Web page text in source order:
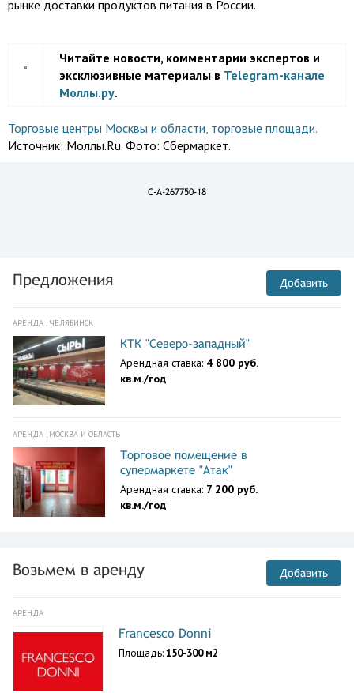
рынке доставки продуктов питания в России.
Читайте новости, комментарии экспертов и
эксклюзивные материалы в Telegram-канале
Моллы.ру.
Торговые центры Москвы и области, торговые площади.
Источник: Моллы.Ru. Фото: Сбермаркет.
C-A-267750-18
Предложения Добавить
АРЕНДА , ЧЕЛЯБИНСК
КТК "Северо-западный"
Арендная ставка: 4 800 руб.
кв.м./год
АРЕНДА , МОСКВА И ОБЛАСТЬ
Торговое помещение в
супермаркете "Атак"
Арендная ставка: 7 200 руб.
кв.м./год
Возьмем в аренду Добавить
АРЕНДА
Francesco Donni
Площадь:150-300 м2